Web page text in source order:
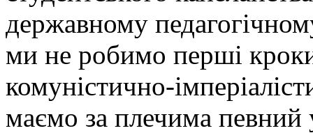
державному
ми не робимо перші
комуністично-
маємо за плечима певний